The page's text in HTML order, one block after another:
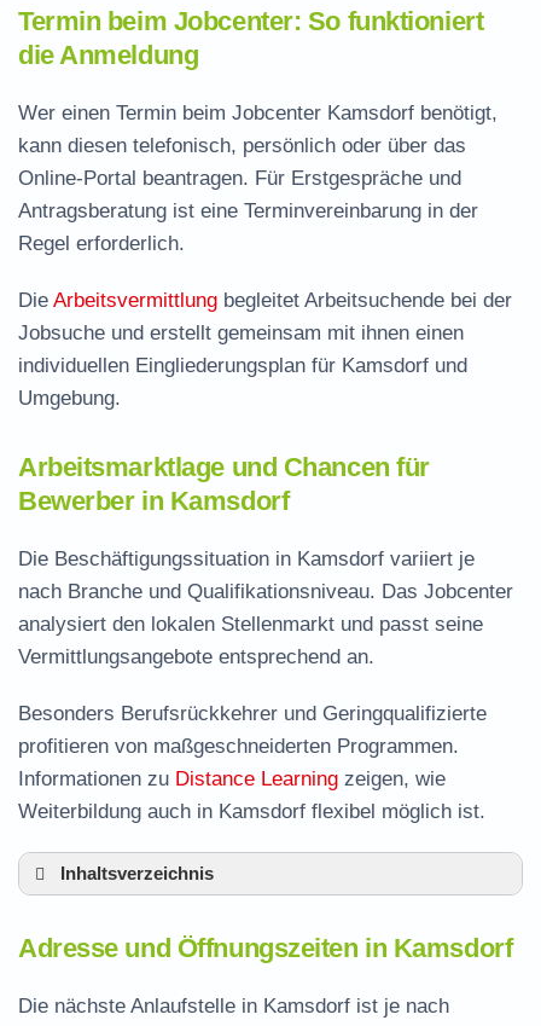
Termin beim Jobcenter: So funktioniert
die Anmeldung
Wer einen Termin beim Jobcenter Kamsdorf benötigt,
kann diesen telefonisch, persönlich oder über das
Online-Portal beantragen. Für Erstgespräche und
Antragsberatung ist eine Terminvereinbarung in der
Regel erforderlich.
Die Arbeitsvermittlung begleitet Arbeitsuchende bei der
Jobsuche und erstellt gemeinsam mit ihnen einen
individuellen Eingliederungsplan für Kamsdorf und
Umgebung.
Arbeitsmarktlage und Chancen für
Bewerber in Kamsdorf
Die Beschäftigungssituation in Kamsdorf variiert je
nach Branche und Qualifikationsniveau. Das Jobcenter
analysiert den lokalen Stellenmarkt und passt seine
Vermittlungsangebote entsprechend an.
Besonders Berufsrückkehrer und Geringqualifizierte
profitieren von maßgeschneiderten Programmen.
Informationen zu Distance Learning zeigen, wie
Weiterbildung auch in Kamsdorf flexibel möglich ist.
Inhaltsverzeichnis
Leistungen der Arbeitsvermittlung in Kamsdorf
Termin vereinbaren und Bürgergeld beantragen
Adresse und Öffnungszeiten in Kamsdorf
Die nächste Anlaufstelle in Kamsdorf ist je nach